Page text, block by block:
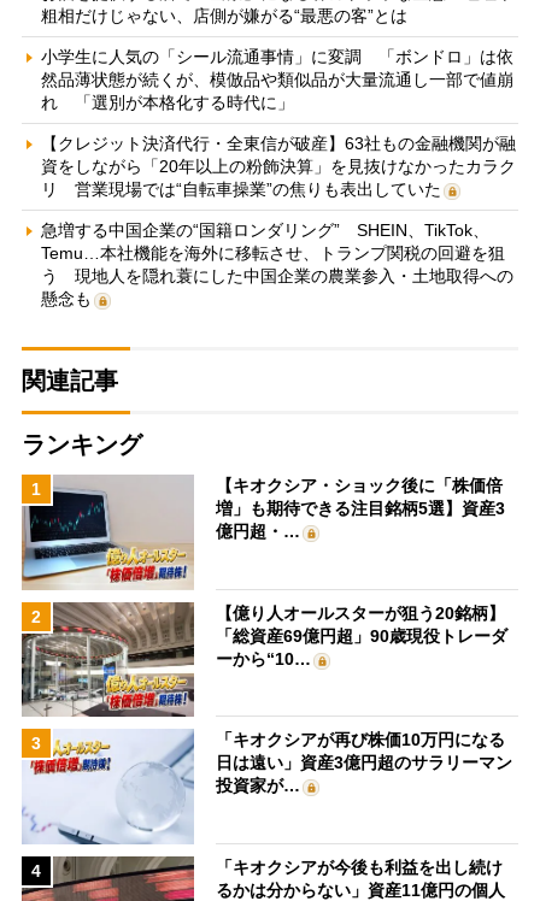
粗相だけじゃない、店側が嫌がる“最悪の客”とは
小学生に人気の「シール流通事情」に変調 「ボンドロ」は依
然品薄状態が続くが、模倣品や類似品が大量流通し一部で値崩
れ 「選別が本格化する時代に」
【クレジット決済代行・全東信が破産】63社もの金融機関が融
資をしながら「20年以上の粉飾決算」を見抜けなかったカラク
リ 営業現場では“自転車操業”の焦りも表出していた
急増する中国企業の“国籍ロンダリング” SHEIN、TikTok、
Temu…本社機能を海外に移転させ、トランプ関税の回避を狙
う 現地人を隠れ蓑にした中国企業の農業参入・土地取得への
懸念も
関連記事
ランキング
1
【キオクシア・ショック後に「株価倍
増」も期待できる注目銘柄5選】資産3
億円超・…
2
【億り人オールスターが狙う20銘柄】
「総資産69億円超」90歳現役トレーダ
ーから“10…
3
「キオクシアが再び株価10万円になる
日は遠い」資産3億円超のサラリーマン
投資家が…
4
「キオクシアが今後も利益を出し続け
るかは分からない」資産11億円の個人